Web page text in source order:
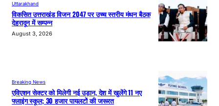
Uttarakhand
विकसित उत्तराखंड विजन 2047 पर उच्च स्तरीय मंथन बैठक
देहरादून में सम्पन्न
August 3, 2026
Breaking News
एविएशन सेक्टर को मिलेगी नई उड़ान, देश में खुलेंगे 11 नए
फ्लाइंग स्कूल; 30 हजार पायलटों की जरूरत